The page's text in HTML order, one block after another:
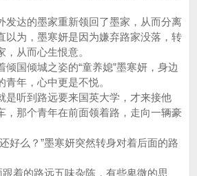
达的墨家重新领回了墨家，从而分离
以为，墨寒妍是因为嫌弃路家没落，转
，从而心生恨意。
国倾城之姿的“童养媳”墨寒妍，身边
青年，心中更是不悦。
听到路远要来国英大学，才来接他
，那个青年在前面领着路，走向一辆豪
么？”墨寒妍突然转身对着后面的路
着的路远五味杂陈，有些卑微的思